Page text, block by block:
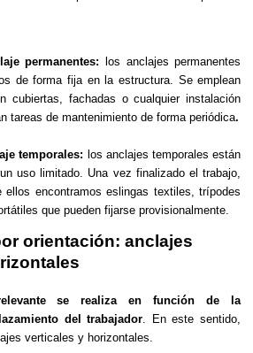
permanentes:
los anclajes permanentes
de forma fija en la estructura. Se emplean
cubiertas, fachadas o cualquier instalación
tareas de mantenimiento de forma periódica.
temporales: los anclajes temporales están
uso limitado. Una vez finalizado el trabajo,
ellos encontramos eslingas textiles, trípodes
que pueden fijarse provisionalmente.
orientación: anclajes
se realiza en función de la
del trabajador. En este sentido,
verticales y horizontales.